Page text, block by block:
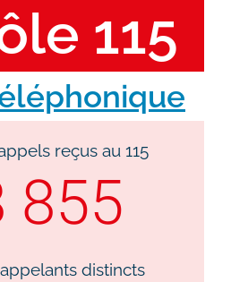
115
reçus au 115​
855
distincts​